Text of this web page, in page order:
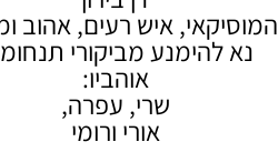
המוסיקאי, איש רעים, אהוב
נא להימנע מביקורי
אוהביו:
שרי, עפרה,
אורי ורומי